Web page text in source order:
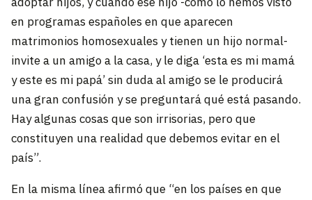
en programas españoles en que aparecen
matrimonios homosexuales y tienen un hijo normal-
invite a un amigo a la casa, y le diga ‘esta es mi mamá
y este es mi papá’ sin duda al amigo se le producirá
una gran confusión y se preguntará qué está pasando.
Hay algunas cosas que son irrisorias, pero que
constituyen una realidad que debemos evitar en el
país”.
En la misma línea afirmó que “en los países en que